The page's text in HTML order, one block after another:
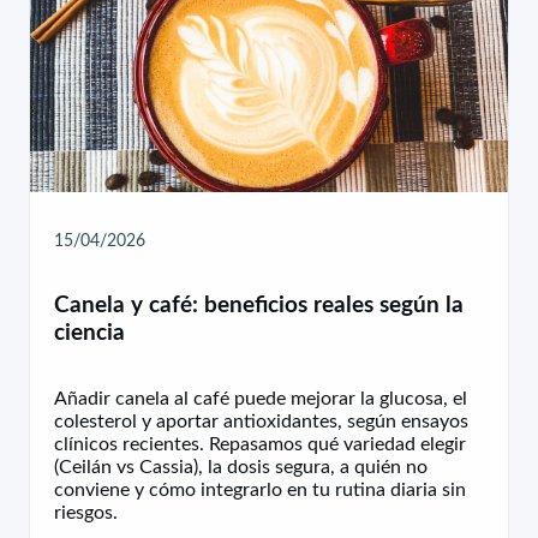
15/04/2026
Canela y café: beneficios reales según la
ciencia
Añadir canela al café puede mejorar la glucosa, el
colesterol y aportar antioxidantes, según ensayos
clínicos recientes. Repasamos qué variedad elegir
(Ceilán vs Cassia), la dosis segura, a quién no
conviene y cómo integrarlo en tu rutina diaria sin
riesgos.